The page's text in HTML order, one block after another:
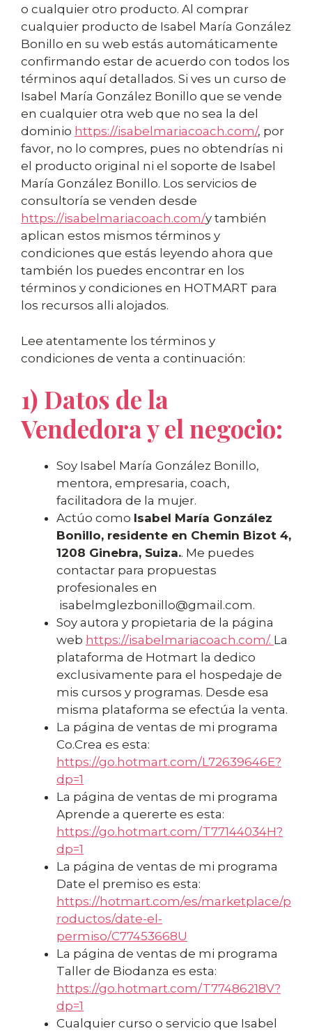
o cualquier otro producto. Al comprar
cualquier producto de Isabel María González
Bonillo en su web estás automáticamente
confirmando estar de acuerdo con todos los
términos aquí detallados. Si ves un curso de
Isabel María González Bonillo que se vende
en cualquier otra web que no sea la del
dominio https://isabelmariacoach.com/, por
favor, no lo compres, pues no obtendrías ni
el producto original ni el soporte de Isabel
María González Bonillo. Los servicios de
consultoría se venden desde
https://isabelmariacoach.com/y también
aplican estos mismos términos y
condiciones que estás leyendo ahora que
también los puedes encontrar en los
términos y condiciones en HOTMART para
los recursos alli alojados.
Lee atentamente los términos y
condiciones de venta a continuación:
1) Datos de la
Vendedora y el negocio:
Soy Isabel María González Bonillo,
mentora, empresaria, coach,
facilitadora de la mujer.
Actúo como Isabel María González
Bonillo, residente en Chemin Bizot 4,
1208 Ginebra, Suiza.. Me puedes
contactar para propuestas
profesionales en
isabelmglezbonillo@gmail.com.
Soy autora y propietaria de la página
web https://isabelmariacoach.com/. La
plataforma de Hotmart la dedico
exclusivamente para el hospedaje de
mis cursos y programas. Desde esa
misma plataforma se efectúa la venta.
La página de ventas de mi programa
Co.Crea es esta:
https://go.hotmart.com/L72639646E?
dp=1
La página de ventas de mi programa
Aprende a quererte es esta:
https://go.hotmart.com/T77144034H?
dp=1
La página de ventas de mi programa
Date el premiso es esta:
https://hotmart.com/es/marketplace/p
roductos/date-el-
permiso/C77453668U
La página de ventas de mi programa
Taller de Biodanza es esta:
https://go.hotmart.com/T77486218V?
dp=1
Cualquier curso o servicio que Isabel